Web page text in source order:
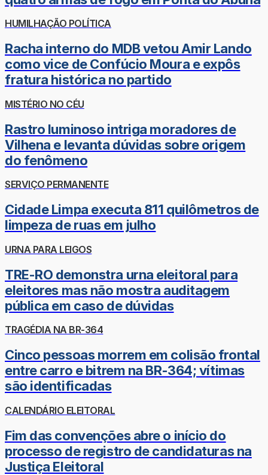
HUMILHAÇÃO POLÍTICA
Racha interno do MDB vetou Amir Lando
como vice de Confúcio Moura e expôs
fratura histórica no partido
MISTÉRIO NO CÉU
Rastro luminoso intriga moradores de
Vilhena e levanta dúvidas sobre origem
do fenômeno
SERVIÇO PERMANENTE
Cidade Limpa executa 811 quilômetros de
limpeza de ruas em julho
URNA PARA LEIGOS
TRE-RO demonstra urna eleitoral para
eleitores mas não mostra auditagem
pública em caso de dúvidas
TRAGÉDIA NA BR-364
Cinco pessoas morrem em colisão frontal
entre carro e bitrem na BR-364; vítimas
são identificadas
CALENDÁRIO ELEITORAL
Fim das convenções abre o início do
processo de registro de candidaturas na
Justiça Eleitoral